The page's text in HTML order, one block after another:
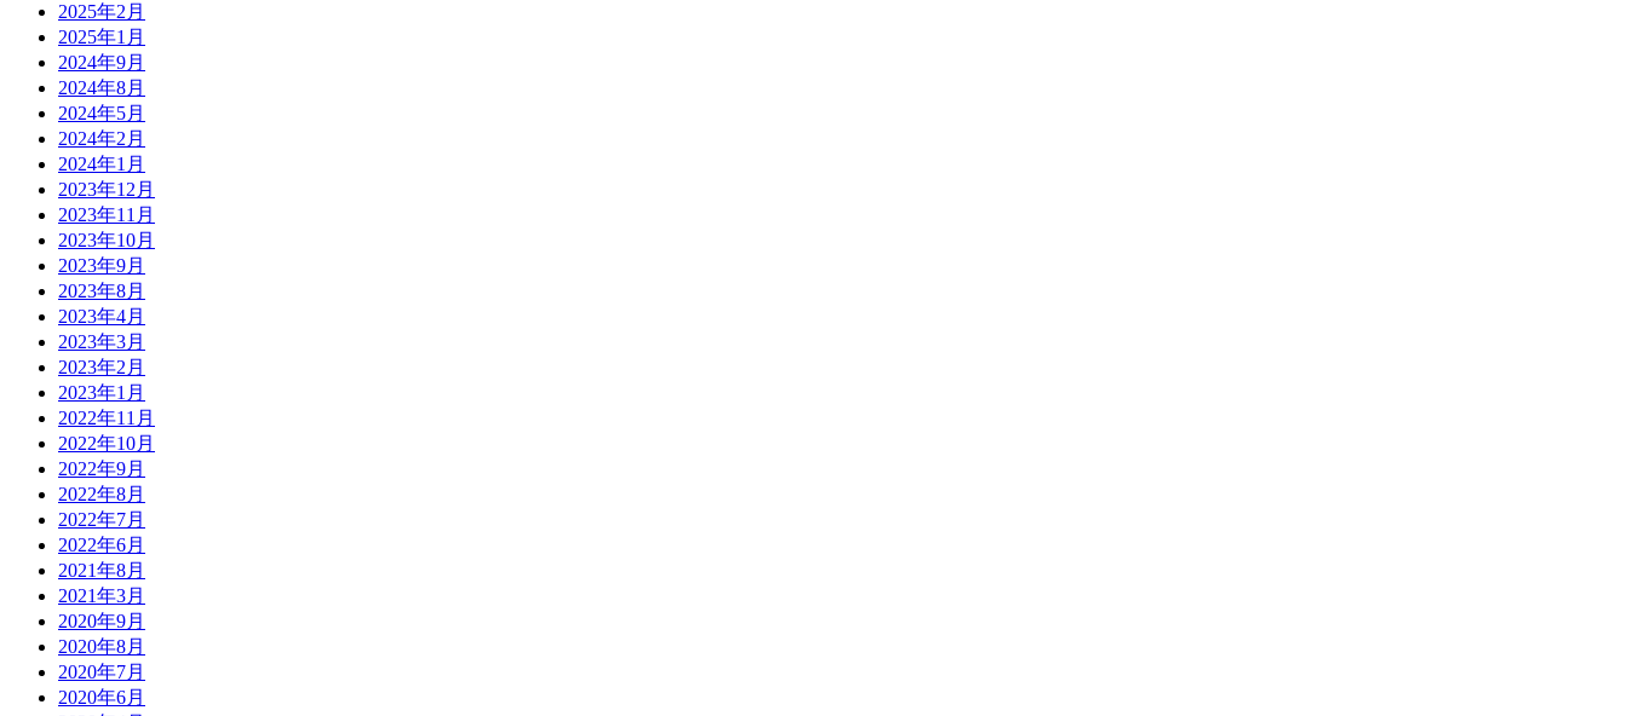
2025年2月
2025年1月
2024年9月
2024年8月
2024年5月
2024年2月
2024年1月
2023年12月
2023年11月
2023年10月
2023年9月
2023年8月
2023年4月
2023年3月
2023年2月
2023年1月
2022年11月
2022年10月
2022年9月
2022年8月
2022年7月
2022年6月
2021年8月
2021年3月
2020年9月
2020年8月
2020年7月
2020年6月